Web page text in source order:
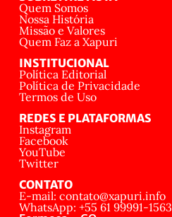
Quem Somos
Nossa História
Missão e Valores
Quem Faz a Xapuri
INSTITUCIONAL
Política Editorial
Política de Privacidade
Termos de Uso
REDES E PLATAFORMAS
Instagram
Facebook
YouTube
Twitter
CONTATO
E-mail: contato@xapuri.info
WhatsApp: +55 61 99991-1563